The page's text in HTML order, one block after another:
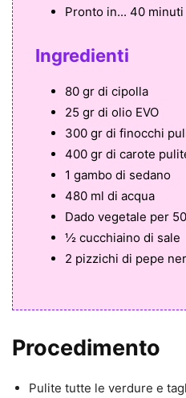
Pronto in... 40 minuti
Ingredienti
80 gr di cipolla
25 gr di olio EVO
300 gr di finocchi
400 gr di carote
1 gambo di sedano
480 ml di acqua
Dado vegetale per
½ cucchiaino di sale
2 pizzichi di pepe
Procedimento
Pulite tutte le verdure e